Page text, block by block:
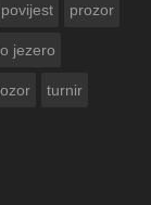
povijest prozor
jezero
turnir